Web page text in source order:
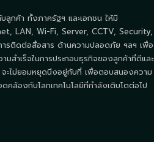
ลูกค้า ทั้งภาครัฐฯ และเอกชน ให้มี
LAN, Wi-Fi, Server, CCTV, Security,
รติดต่อสื่อสาร ด้านความปลอดภัย ฯลฯ เพื่อ
สำเร็จในการประกอบธุรกิจของลูกค้าที่ดีและ
จะไม่ยอมหยุดนิ่งอยู่กับที่ เพื่อตอบสนองความ
คล้องกับโลกเทคโนโลยีที่กำลังเติบโตต่อไป